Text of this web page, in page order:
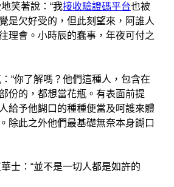
著說：“我接收驗證碼平台也被
是欠好受的，但此刻望來，阿誰人
理會。小時辰的蠢事，年夜可付之
你了解嗎？他們這種人，包含在
份的，都想當花瓶。有表面前提
給予他餬口的種種便當及呵護來體
除此之外他們最基礎無奈本身餬口
：“並不是一切人都是如許的